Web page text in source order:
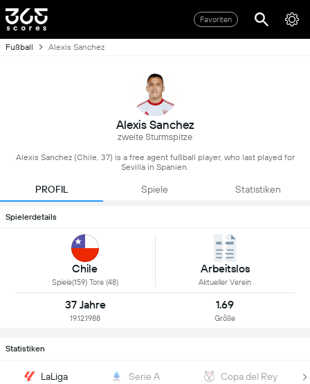
Favoriten
Fußball Alexis Sanchez
Alexis Sanchez
zweite Sturmspitze
Alexis Sanchez (Chile, 37) is a free agent fußball player, who last played for
Sevilla in Spanien.
PROFIL Spiele Statistiken
Spielerdetails
Chile
Spiele(159) Tore (48)
Arbeitslos
Aktueller Verein
37 Jahre
19.12.1988
1.69
Größe
Statistiken
LaLiga Serie A Copa del Rey